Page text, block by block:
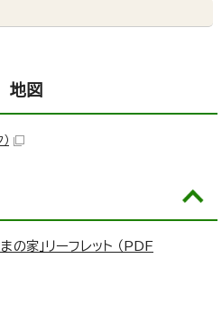
地図
の家」リーフレット （PDF